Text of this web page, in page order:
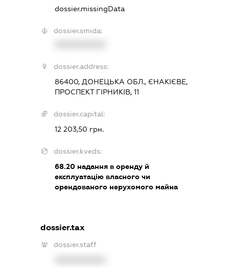
dossier.missingData
dossier.smida:
dossier.address:
86400, ДОНЕЦЬКА ОБЛ., ЄНАКІЄВЕ,
ПРОСПЕКТ ГІРНИКІВ, 11
dossier.capital:
12 203,50 грн.
dossier.kveds:
68.20 надання в оренду й
експлуатацію власного чи
орендованого нерухомого майна
dossier.tax
dossier.staff